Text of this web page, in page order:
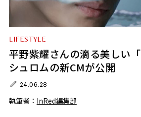
LIFESTYLE
平野紫耀さんの滴る美しい
シュロムの新CMが公開
24.06.28
執筆者： InRed編集部